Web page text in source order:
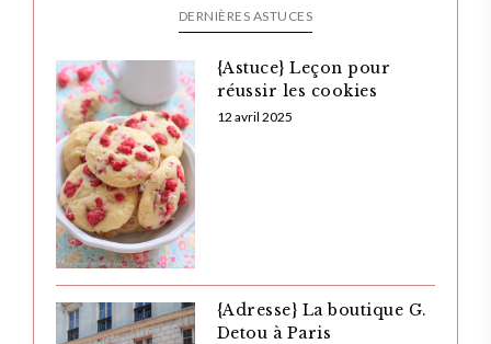
DERNIÈRES ASTUCES
{Astuce} Leçon pour
réussir les cookies
12 avril 2025
{Adresse} La boutique G.
Detou à Paris